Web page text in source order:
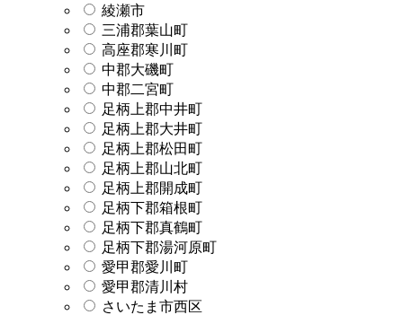
綾瀬市
三浦郡葉山町
高座郡寒川町
中郡大磯町
中郡二宮町
足柄上郡中井町
足柄上郡大井町
足柄上郡松田町
足柄上郡山北町
足柄上郡開成町
足柄下郡箱根町
足柄下郡真鶴町
足柄下郡湯河原町
愛甲郡愛川町
愛甲郡清川村
さいたま市西区